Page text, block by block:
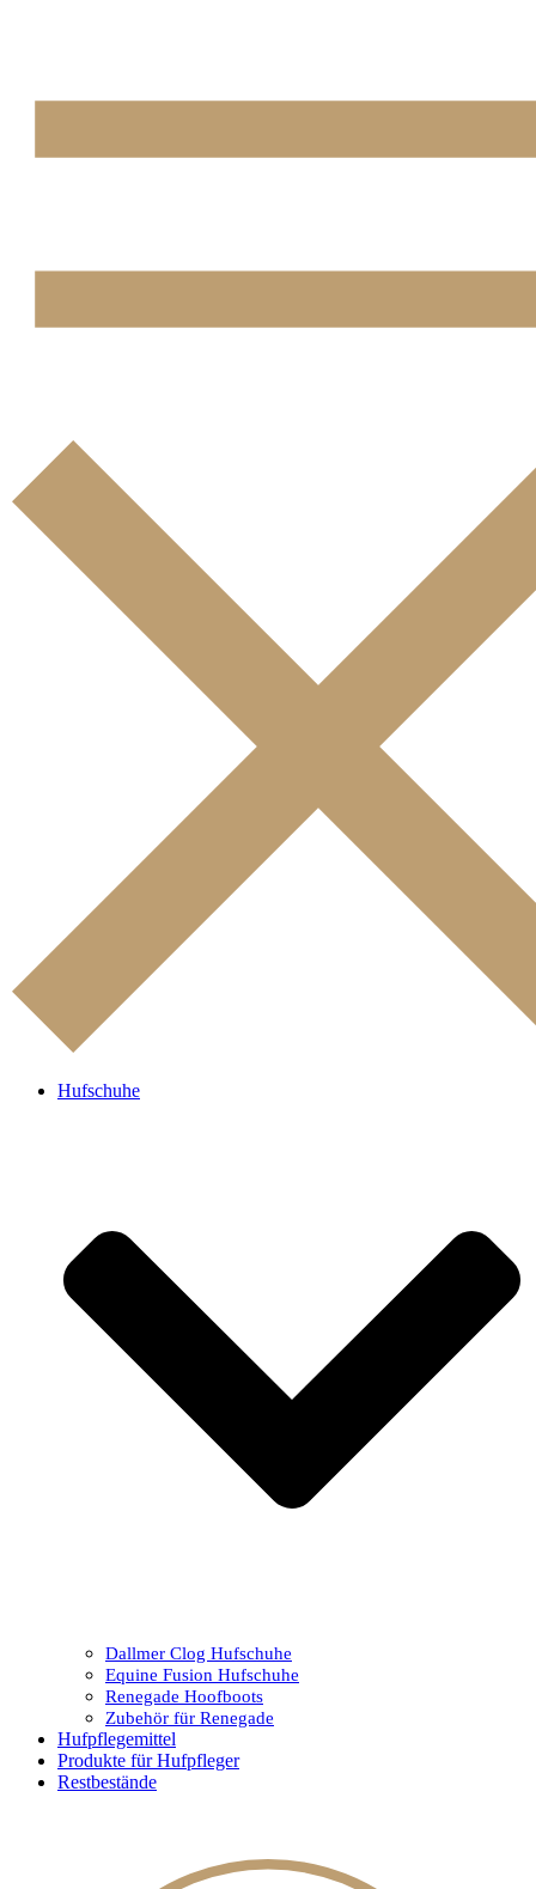
Hufschuhe
Dallmer Clog Hufschuhe
Equine Fusion Hufschuhe
Renegade Hoofboots
Zubehör für Renegade
Hufpflegemittel
Produkte für Hufpfleger
Restbestände